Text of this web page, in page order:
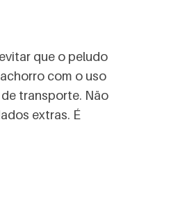
que o peludo
com o uso
transporte. Não
extras. É